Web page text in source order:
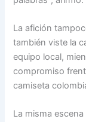
La afición
también viste la
equipo local,
compromiso
camiseta
La misma